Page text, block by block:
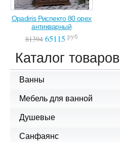
Каталог товаров
Ванны
Чугунные ванны
Акриловые ванны
Ванны из литого мрамора
Мебель для ванной
Тумбы с раковиной
Душевые
Душевые кабины, уголки
Санфаянс
Opadiris Риспекто 80 орех
антикварный
8139465115 руб